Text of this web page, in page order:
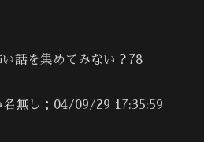
話を集めてみない？78
名無し：04/09/29 17:35:59